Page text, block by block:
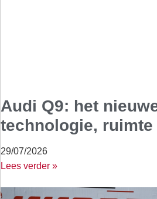
Audi Q9: het
technologie,
29/07/2026
Lees verder »